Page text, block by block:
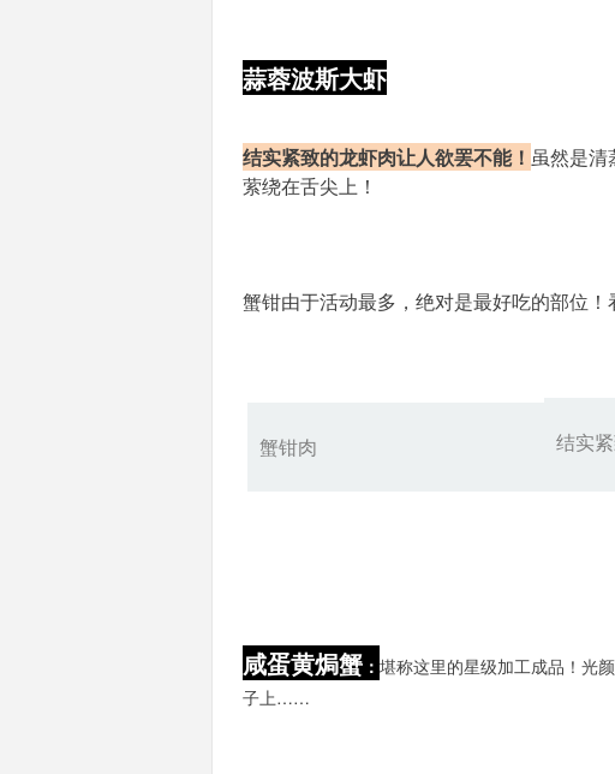
蒜蓉波斯大虾
结实紧致的龙虾肉让人欲罢不能！虽然是清
萦绕在舌尖上！
蟹钳由于活动最多，绝对是最好吃的部位
蟹钳肉 结实
咸蛋黄焗蟹 ：堪称这里的星级加工成品！光
子上……